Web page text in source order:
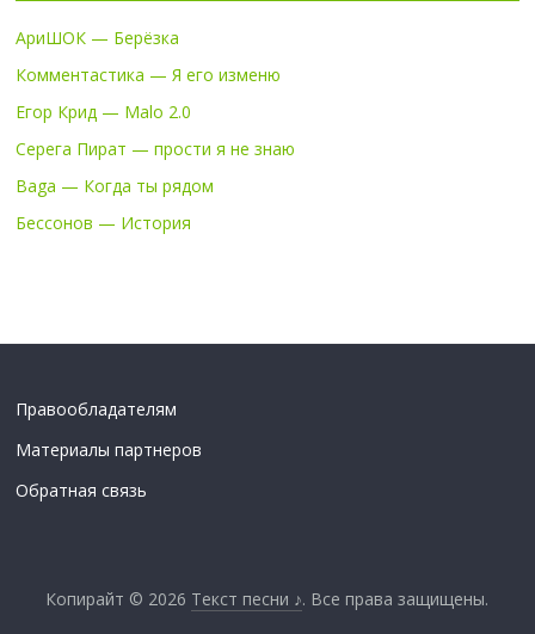
АриШОК — Берёзка
Комментастика — Я его изменю
Егор Крид — Malo 2.0
Серега Пират — прости я не знаю
Baga — Когда ты рядом
Бессонов — История
Правообладателям
Материалы партнеров
Обратная связь
Копирайт © 2026 Текст песни ♪. Все права защищены.